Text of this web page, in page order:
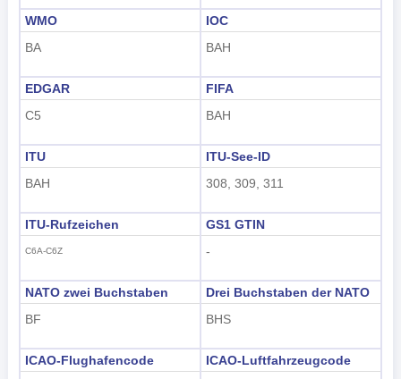
WMO
BA
IOC
BAH
EDGAR
C5
FIFA
BAH
ITU
BAH
ITU-See-ID
308, 309, 311
ITU-Rufzeichen
C6A-C6Z
GS1 GTIN
-
NATO zwei Buchstaben
BF
Drei Buchstaben der NATO
BHS
ICAO-Flughafencode
ICAO-Luftfahrzeugcode